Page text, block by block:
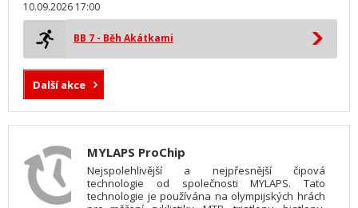
10.09.2026 17:00
BB 7 - Běh Akátkami
Další akce
MYLAPS ProChip
Nejspolehlivější a nejpřesnější čipová
technologie od společnosti MYLAPS. Tato
technologie je používána na olympijských hrách